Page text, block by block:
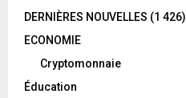
DERNIÈRES NOUVELLES (1 426)
ECONOMIE
Cryptomonnaie
Éducation